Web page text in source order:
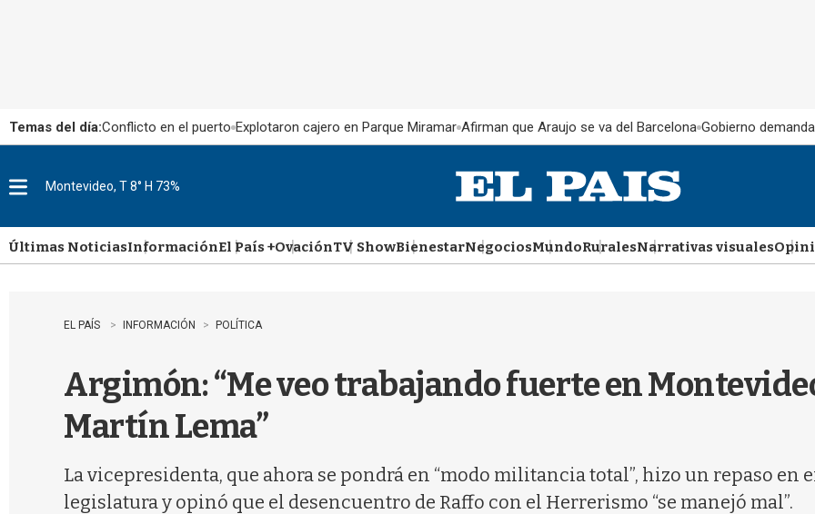
Temas del día:Conflicto en el puerto Explotaron cajero en Parque Miramar Afirman que Araujo se va del Barcelona Gobierno
u
Montevideo, T 8° H 73%
Últimas NoticiasInformaciónEl País +OvaciónTV ShowBienestarNegociosMundoRuralesNarrativas visuales
EL PAÍS INFORMACIÓN POLÍTICA
Argimón: “Me veo trabajando fuerte en
Martín Lema”
La vicepresidenta, que ahora se pondrá en “modo militancia total”, hizo un repaso en
legislatura y opinó que el desencuentro de Raffo con el Herrerismo “se manejó mal”.